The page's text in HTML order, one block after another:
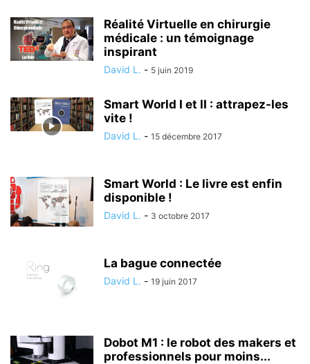
Réalité Virtuelle en chirurgie
médicale : un témoignage
inspirant
David L. - 5 juin 2019
Smart World I et II : attrapez-les
vite !
David L. - 15 décembre 2017
Smart World : Le livre est enfin
disponible !
David L. - 3 octobre 2017
La bague connectée
David L. - 19 juin 2017
Dobot M1 : le robot des makers et
professionnels pour moins...